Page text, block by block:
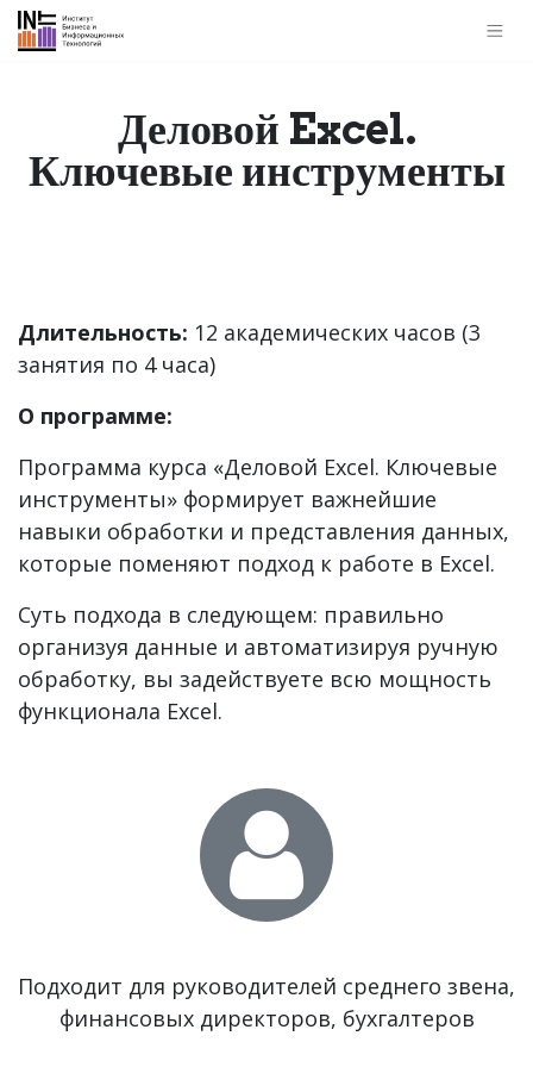
Деловой Excel.
Ключевые инструменты
Длительность: 12 академических часов (3
занятия по 4 часа)
О программе:
Программа курса «Деловой Excel. Ключевые
инструменты» формирует важнейшие
навыки обработки и представления данных,
которые поменяют подход к работе в Excel.
Суть подхода в следующем: правильно
организуя данные и автоматизируя ручную
обработку, вы задействуете всю мощность
функционала Excel.
Подходит для руководителей среднего звена,
финансовых директоров, бухгалтеров